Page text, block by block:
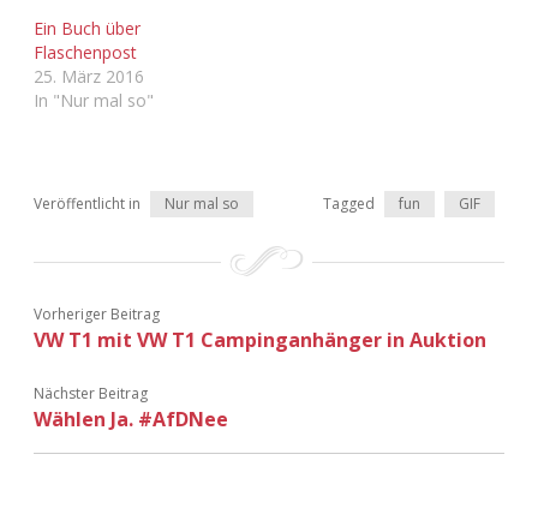
Ein Buch über
Flaschenpost
25. März 2016
In "Nur mal so"
Veröffentlicht in Nur mal so Tagged fun GIF
Vorheriger Beitrag
VW T1 mit VW T1 Campinganhänger in Auktion
Nächster Beitrag
Wählen Ja. #AfDNee